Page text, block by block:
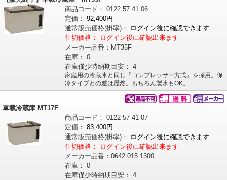
商品コード： 0122 57 41 06
定価： 92,400円
通常販売価格(掛率)：
ログイン後に確認できます
仕切価格：
ログイン後に確認出来ます
メーカー品番： MT35F
在庫： 0
在庫僅少時納期目安： 4
家庭用の冷蔵庫と同じ「コンプレッサー方式」を採用。保
冷タイプとの差は歴然。もちろん製氷もOK。
車載冷蔵庫 MT17F
商品コード： 0122 57 41 07
定価： 83,400円
通常販売価格(掛率)：
ログイン後に確認できます
仕切価格：
ログイン後に確認出来ます
メーカー品番： 0642 015 1300
在庫： 0
在庫僅少時納期目安： 4